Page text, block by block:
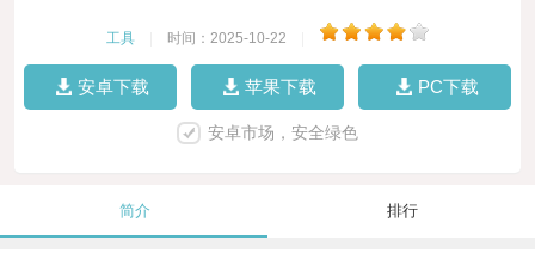
工具 时间：2025-10-22
安卓下载 苹果下载 PC下载
安卓市场，安全绿色
简介 排行